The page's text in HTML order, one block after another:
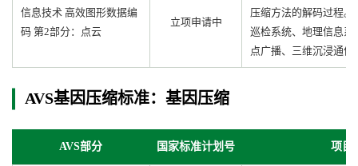
信息技术 高效图形数据编
码 第2部分：点云
立项申请中
压缩方法的解码过程
巡检系统、地理信息
点广播、三维沉浸通
AVS基因压缩标准：基因压缩
AVS部分 国家标准计划号 项目